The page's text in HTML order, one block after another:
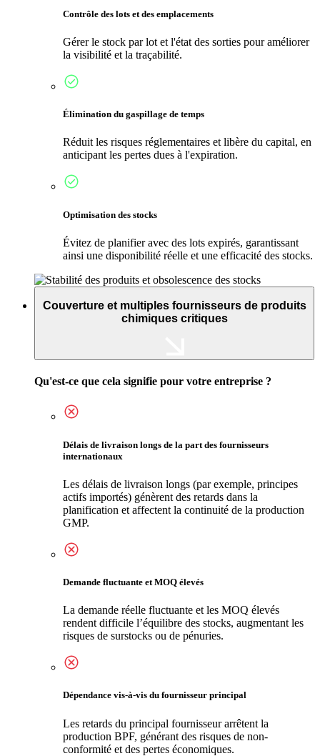
Contrôle des lots et des emplacements
Gérer le stock par lot et l'état des sorties pour améliorer
la visibilité et la traçabilité.
Élimination du gaspillage de temps
Réduit les risques réglementaires et libère du capital, en
anticipant les pertes dues à l'expiration.
Optimisation des stocks
Évitez de planifier avec des lots expirés, garantissant
ainsi une disponibilité réelle et une efficacité des stocks.
Couverture et multiples fournisseurs de produits
chimiques critiques
Qu'est-ce que cela signifie pour votre entreprise ?
Délais de livraison longs de la part des fournisseurs
internationaux
Les délais de livraison longs (par exemple, principes
actifs importés) génèrent des retards dans la
planification et affectent la continuité de la production
GMP.
Demande fluctuante et MOQ élevés
La demande réelle fluctuante et les MOQ élevés
rendent difficile l’équilibre des stocks, augmentant les
risques de surstocks ou de pénuries.
Dépendance vis-à-vis du fournisseur principal
Les retards du principal fournisseur arrêtent la
production BPF, générant des risques de non-
conformité et des pertes économiques.